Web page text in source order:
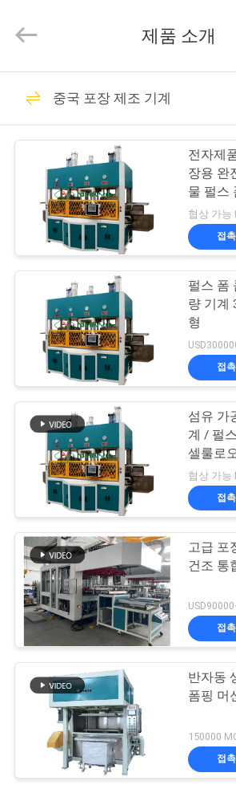
제
영
쇼
대
공
Guangzhou
Nanya
Equipment
Reserved.
펄프 조형 장비
제지용 펄프
계란 쟁반 기계
포장 제조 기계
제품 소개
중국 포장 제조 기계
전자제
장용 완
물 펄스
협상 가능
접촉
펄스 폼
량 기계
형
접촉
섬유 가
계 / 펄
셀룰로
협상 가능
접촉
고급 포
건조 통
접촉
반자동
폼핑 머
150000
접촉